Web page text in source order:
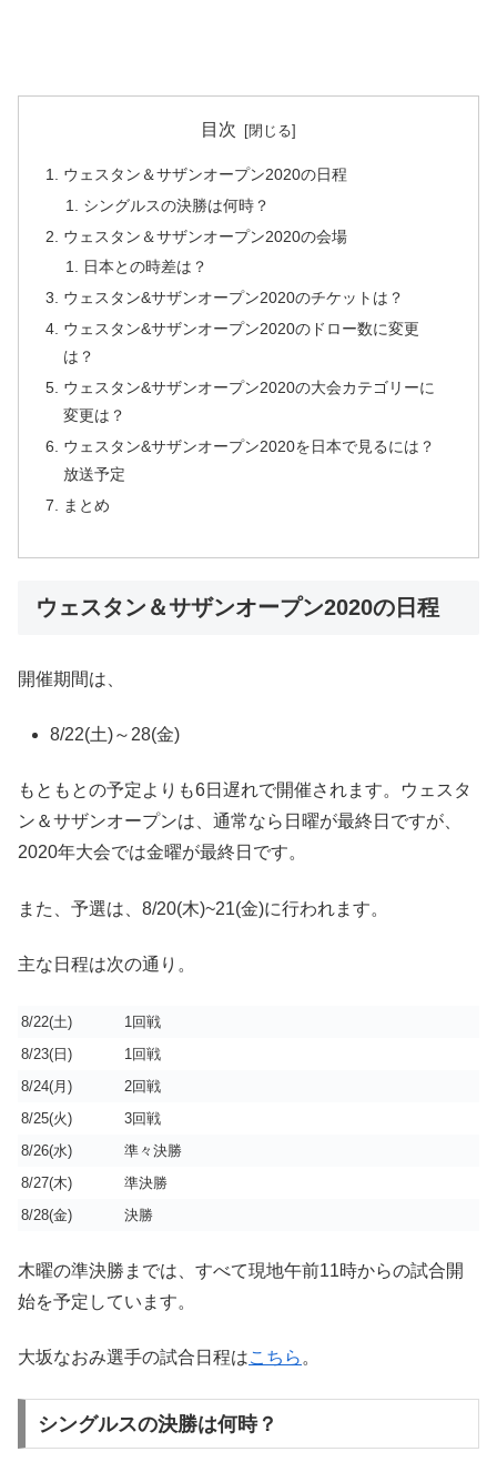
目次
ウェスタン＆サザンオープン2020の日程
シングルスの決勝は何時？
ウェスタン＆サザンオープン2020の会場
日本との時差は？
ウェスタン&サザンオープン2020のチケットは？
ウェスタン&サザンオープン2020のドロー数に変更
は？
ウェスタン&サザンオープン2020の大会カテゴリーに
変更は？
ウェスタン&サザンオープン2020を日本で見るには？
放送予定
まとめ
ウェスタン＆サザンオープン2020の日程
開催期間は、
8/22(土)～28(金)
もともとの予定よりも6日遅れで開催されます。ウェスタ
ン＆サザンオープンは、通常なら日曜が最終日ですが、
2020年大会では金曜が最終日です。
また、予選は、8/20(木)~21(金)に行われます。
主な日程は次の通り。
8/22(土)
1回戦
8/23(日)
1回戦
8/24(月)
2回戦
8/25(火)
3回戦
8/26(水)
準々決勝
8/27(木)
準決勝
8/28(金)
決勝
木曜の準決勝までは、すべて現地午前11時からの試合開
始を予定しています。
大坂なおみ選手の試合日程はこちら 。
シングルスの決勝は何時？